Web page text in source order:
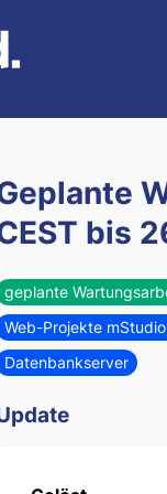
bis
geplante
Web-Projekte
Datenbankserver